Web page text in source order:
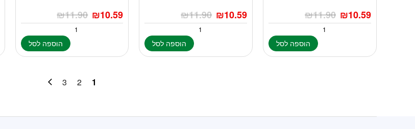
₪11.90 ₪10.59
הוספה לסל
₪11.90 ₪10.59
הוספה לסל
₪11.90 ₪10.59
הוספה לסל
1
2
3